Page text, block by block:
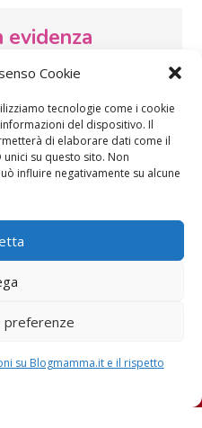
Cookie
tecnologie come i cookie
del dispositivo. Il
di elaborare dati come il
su questo sito. Non
influire negativamente su alcune
preferenze
su Blogmamma.it e il rispetto
evidenza
gravidanza